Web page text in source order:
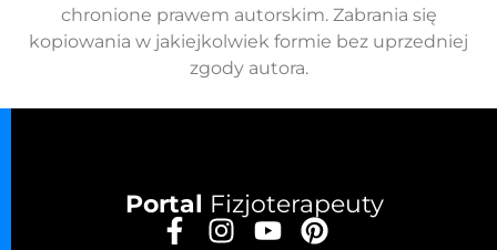
chronione prawem autorskim. Zabrania się
kopiowania w jakiejkolwiek formie bez uprzedniej
zgody autora.
Portal Fizjoterapeuty